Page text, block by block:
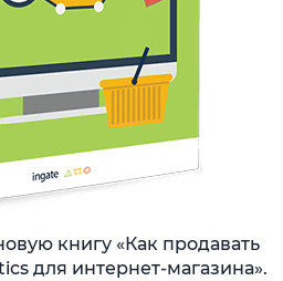
книгу «Как продавать
для интернет-магазина».